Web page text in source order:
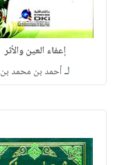
إعفاء العين والأثر
لـأحمد بن محمد بن